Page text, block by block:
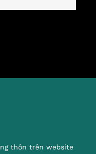
thôn trên website